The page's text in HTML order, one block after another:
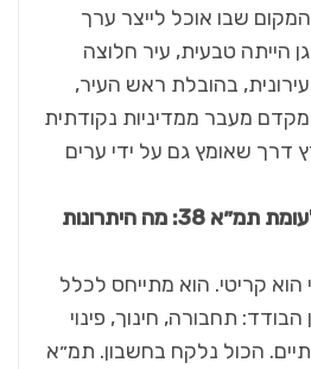
שבו אוכל לייצר ערך
הייתה טבעית, עיר חלוצה
בהובלת ראש העיר,
מעבר ממדיניות נקודתית
שאומץ גם על ידי ערים
התחדשות מתחמית לעומת תמ״א 38: מה היתרונות
קריטי. הוא מתייחס לכלל
תחבורה, חינוך, פינוי
הכול נלקח בחשבון. תמ״א